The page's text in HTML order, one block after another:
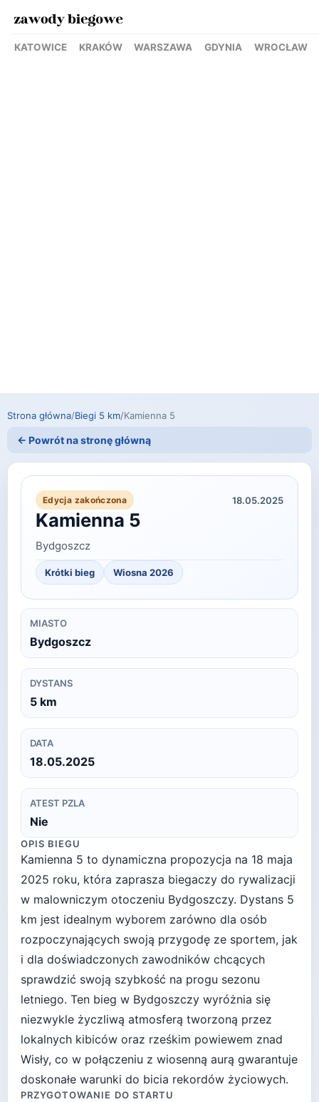
KATOWICE KRAKÓW WARSZAWA GDYNIA WROCŁAW
Strona główna/Biegi 5 km/Kamienna 5
← Powrót na stronę główną
Edycja zakończona 18.05.2025
Kamienna 5
Bydgoszcz
Krótki bieg Wiosna 2026
MIASTO
Bydgoszcz
DYSTANS
5 km
DATA
18.05.2025
ATEST PZLA
Nie
OPIS BIEGU
Kamienna 5 to dynamiczna propozycja na 18 maja
2025 roku, która zaprasza biegaczy do rywalizacji
w malowniczym otoczeniu Bydgoszczy. Dystans 5
km jest idealnym wyborem zarówno dla osób
rozpoczynających swoją przygodę ze sportem, jak
i dla doświadczonych zawodników chcących
sprawdzić swoją szybkość na progu sezonu
letniego. Ten bieg w Bydgoszczy wyróżnia się
niezwykle życzliwą atmosferą tworzoną przez
lokalnych kibiców oraz rześkim powiewem znad
Wisły, co w połączeniu z wiosenną aurą gwarantuje
doskonałe warunki do bicia rekordów życiowych.
PRZYGOTOWANIE DO STARTU